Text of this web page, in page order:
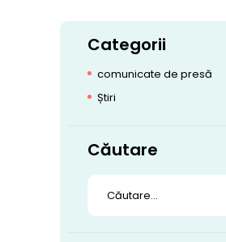
Categorii
comunicate de presă
Știri
Căutare
Caută
după: